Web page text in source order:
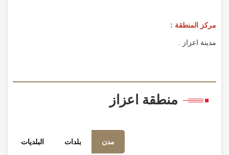
مركز المنطقة :
مدينة اعزاز .
منطقة اعزاز
مدن بلدات البلديات